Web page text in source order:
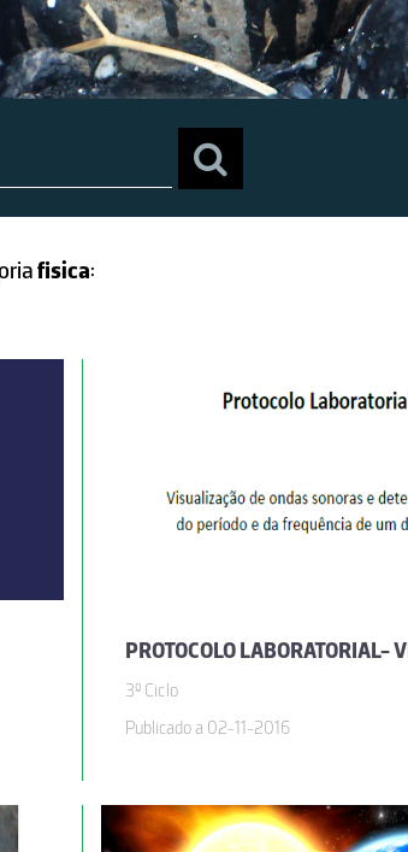
fisica:
3º Ciclo
Publicado a 02-11-2016